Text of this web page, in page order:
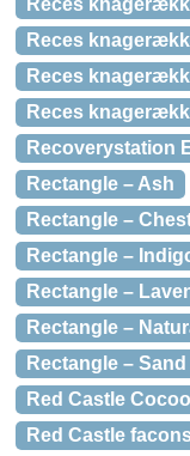
Reces
Reces
Reces
Reces
Recoverystation
Rectangle – Ash
Rectangle –
Rectangle –
Rectangle –
Rectangle –
Rectangle – Sand
Red Castle
Red Castle